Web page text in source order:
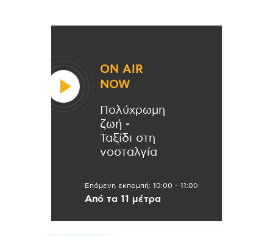
ON AIR
NOW
Πολύχρωμη
ζωή -
Ταξίδι στη
νοσταλγία
Επόμενη εκπομπή: 10:00 - 11:00
Από τα 11 μέτρα